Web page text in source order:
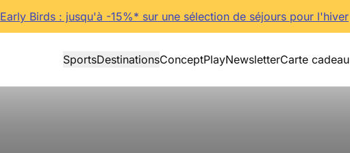
Early Birds : jusqu'à -15%* sur une sélection de séjours pour l'hiver
SportsDestinationsConceptPlayNewsletterCarte cadeau